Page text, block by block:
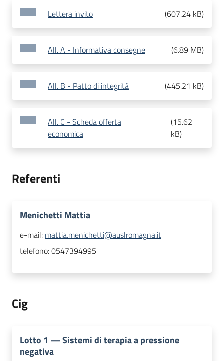
Lettera invito (607.24 kB)
All. A - Informativa consegne (6.89 MB)
All. B - Patto di integrità (445.21 kB)
All. C - Scheda offerta
economica
(15.62
kB)
Referenti
Menichetti Mattia
e-mail: mattia.menichetti@auslromagna.it
telefono:0547394995
Cig
Lotto 1 —Sistemi di terapia a pressione
negativa